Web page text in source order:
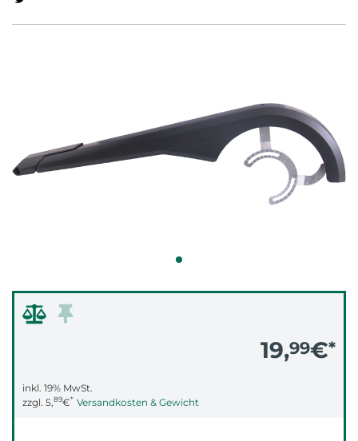
19,99€*
inkl. 19% MwSt.
zzgl. 5,89€* Versandkosten & Gewicht